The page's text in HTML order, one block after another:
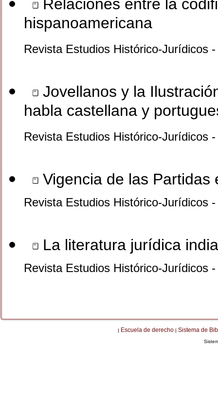
Relaciones entre la
hispanoamericana
Revista Estudios Histórico-Jurídicos
Jovellanos y la
habla castellana y
Revista Estudios Histórico-Jurídicos
Vigencia de las Partidas
Revista Estudios Histórico-Jurídicos
La literatura jurídica
Revista Estudios Histórico-Jurídicos
| Escuela de derecho | Sistema de